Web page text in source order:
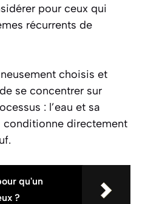
pour ceux qui
récurrents de
choisis et
se concentrer sur
: l’eau et sa
directement
qu'un
?